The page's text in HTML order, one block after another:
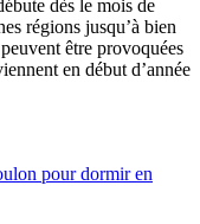
dès le mois de
régions jusqu’à bien
être provoquées
en début d’année